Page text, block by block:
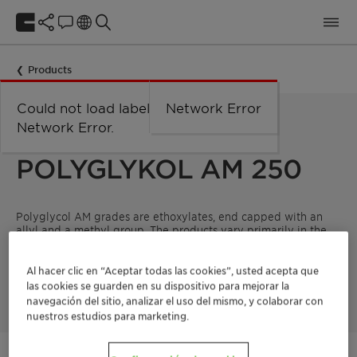
Products
POLYGLYKOL AM 250
Polyglycol AM grades are ethoxylates, end capped with an
allyl and a methyl group. The products vary primarily in the
Other advantages include its compatibility with many
materials, relatively high heat resistance, and low toxicity.
Could not load labels. Error:
Network Error.
Network Error
Al hacer clic en “Aceptar todas las cookies”, usted acepta que
las cookies se guarden en su dispositivo para mejorar la
navegación del sitio, analizar el uso del mismo, y colaborar con
nuestros estudios para marketing.